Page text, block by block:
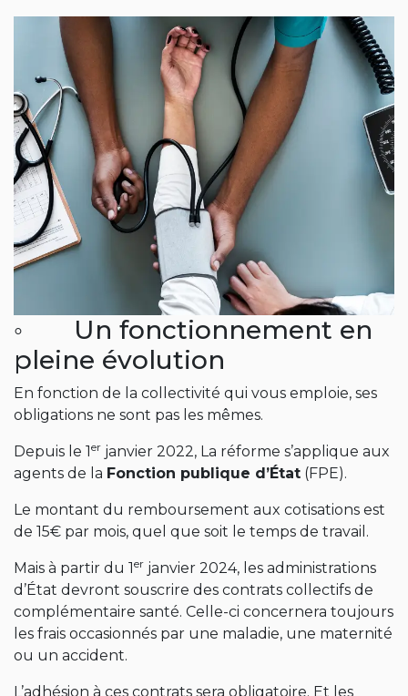
◦ Un fonctionnement en
pleine évolution
En fonction de la collectivité qui vous emploie, ses
obligations ne sont pas les mêmes.
Depuis le 1er janvier 2022, La réforme s’applique aux
agents de la Fonction publique d’État (FPE).
Le montant du remboursement aux cotisations est
de 15€ par mois, quel que soit le temps de travail.
Mais à partir du 1er janvier 2024, les administrations
d’État devront souscrire des contrats collectifs de
complémentaire santé. Celle-ci concernera toujours
les frais occasionnés par une maladie, une maternité
ou un accident.
L’adhésion à ces contrats sera obligatoire. Et les